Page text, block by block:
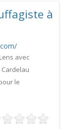
à
avec
le